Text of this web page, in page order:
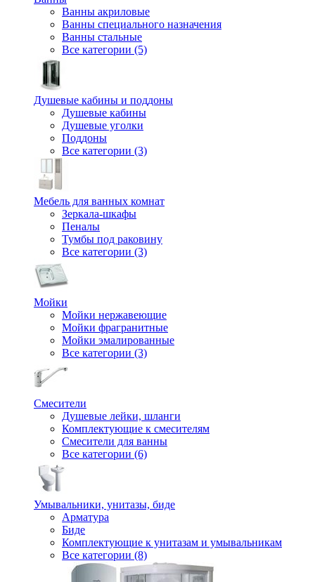
Ванны акриловые
Ванны специального назначения
Ванны стальные
Все категории (5)
Душевые кабины и поддоны
Душевые кабины
Душевые уголки
Поддоны
Все категории (3)
Мебель для ванных комнат
Зеркала-шкафы
Пеналы
Тумбы под раковину
Все категории (3)
Мойки
Мойки нержавеющие
Мойки фрагранитные
Мойки эмалированные
Все категории (3)
Смесители
Душевые лейки, шланги
Комплектующие к смесителям
Смесители для ванны
Все категории (6)
Умывальники, унитазы, биде
Арматура
Биде
Комплектующие к унитазам и умывальникам
Все категории (8)